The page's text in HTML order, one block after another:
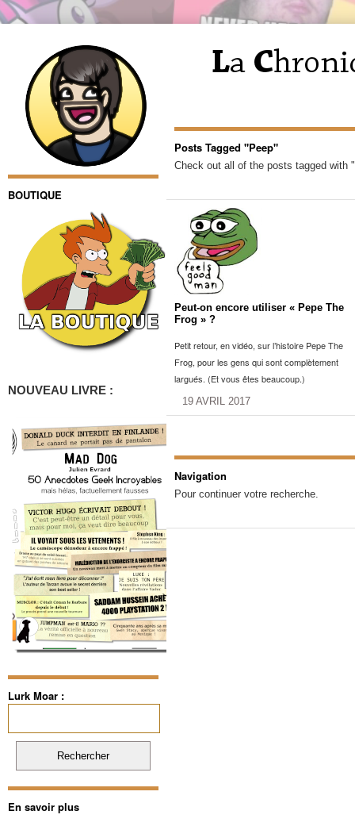
BOUTIQUE
NOUVEAU LIVRE :
Lurk Moar :
En savoir plus
Posts Tagged "Peep"
Check out all of the posts tagged with
Peut-on encore utiliser « Pepe The
Frog » ?
Petit retour, en vidéo, sur l’histoire Pepe The
Frog, pour les gens qui sont complètement
largués. (Et vous êtes beaucoup.)
19 AVRIL 2017
Navigation
Pour continuer votre recherche.